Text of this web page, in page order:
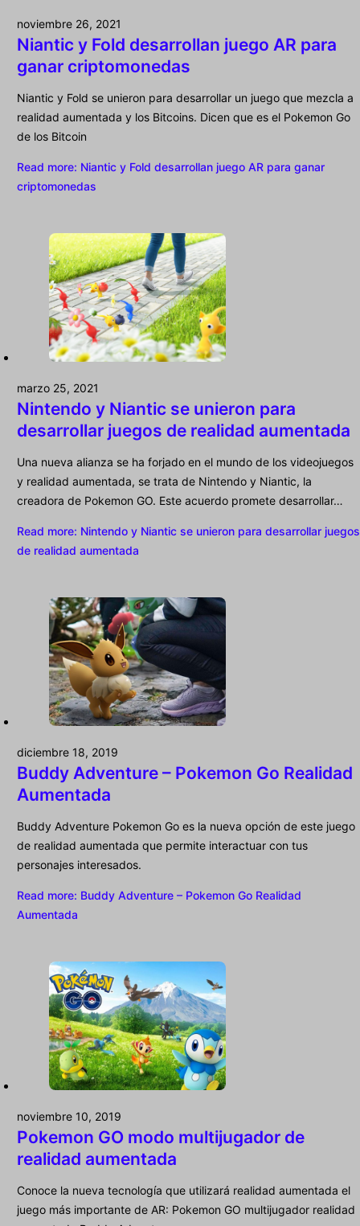
noviembre 26, 2021
Niantic y Fold desarrollan juego AR para
ganar criptomonedas
Niantic y Fold se unieron para desarrollar un juego que mezcla a
realidad aumentada y los Bitcoins. Dicen que es el Pokemon Go
de los Bitcoin
Read more: Niantic y Fold desarrollan juego AR para ganar
criptomonedas
marzo 25, 2021
Nintendo y Niantic se unieron para
desarrollar juegos de realidad aumentada
Una nueva alianza se ha forjado en el mundo de los videojuegos
y realidad aumentada, se trata de Nintendo y Niantic, la
creadora de Pokemon GO. Este acuerdo promete desarrollar…
Read more: Nintendo y Niantic se unieron para desarrollar juegos
de realidad aumentada
diciembre 18, 2019
Buddy Adventure – Pokemon Go Realidad
Aumentada
Buddy Adventure Pokemon Go es la nueva opción de este juego
de realidad aumentada que permite interactuar con tus
personajes interesados.
Read more: Buddy Adventure – Pokemon Go Realidad
Aumentada
noviembre 10, 2019
Pokemon GO modo multijugador de
realidad aumentada
Conoce la nueva tecnología que utilizará realidad aumentada el
juego más importante de AR: Pokemon GO multijugador realidad